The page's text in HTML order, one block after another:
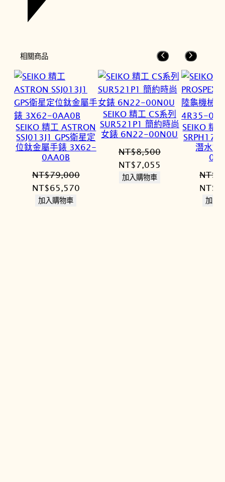
相關商品
SEIKO 精工 ASTRON
SSJ013J1 GPS衛星定
位鈦金屬手錶 3X62-
0AA0B
NT$79,000
原
始
NT$65,570目
加入購物車
SEIKO 精工 CS系列
SUR521P1 簡約時尚
女錶 6N22-00N0U
NT$8,500
原
始
NT$7,055
加入購物車
SEIKO 精
潛水
NT$
原
始
NT$
加入